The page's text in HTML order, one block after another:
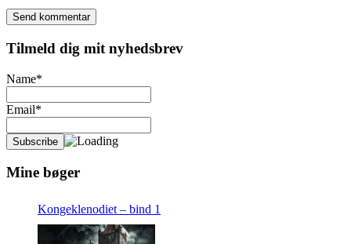
Tilmeld dig mit nyhedsbrev
Name*
Email*
Mine bøger
Kongeklenodiet – bind 1